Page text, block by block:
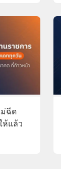
ม่ฉีด
ห้แล้ว